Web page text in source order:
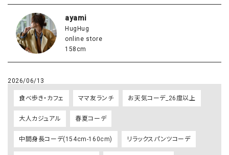
ayami
HugHug
online store
158cm
2026/06/13
食べ歩き・カフェ ママ友ランチ お天気コーデ_26度以上
大人カジュアル 春夏コーデ
中間身長コーデ(154cm-160cm) リラックスパンツコーデ